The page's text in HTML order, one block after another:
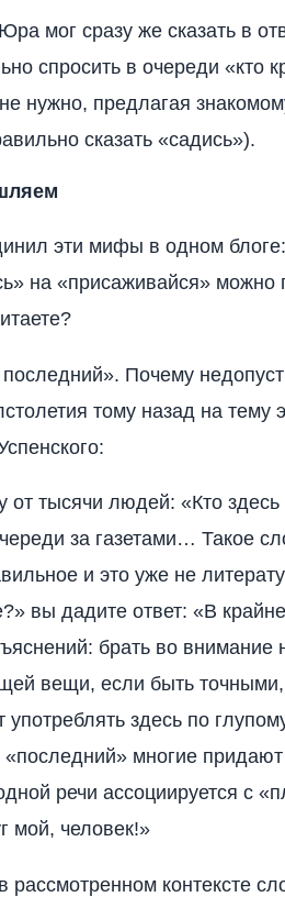
мог сразу же сказать в
спросить в очереди «кто
нужно, предлагая
сказать «садись»).
эти мифы в одном
на «присаживайся»
Почему
тому назад на тему
тысячи людей: «Кто здесь
за газетами… Такое
и это уже не
вы дадите ответ: «В
брать во
вещи, если быть точными,
употреблять здесь по
многие
речи ассоциируется с
мой, человек!»
рассмотренном контексте